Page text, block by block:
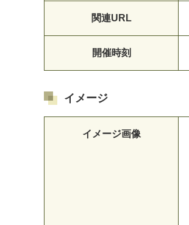
関連URL
開催時刻
イメージ
イメージ画像